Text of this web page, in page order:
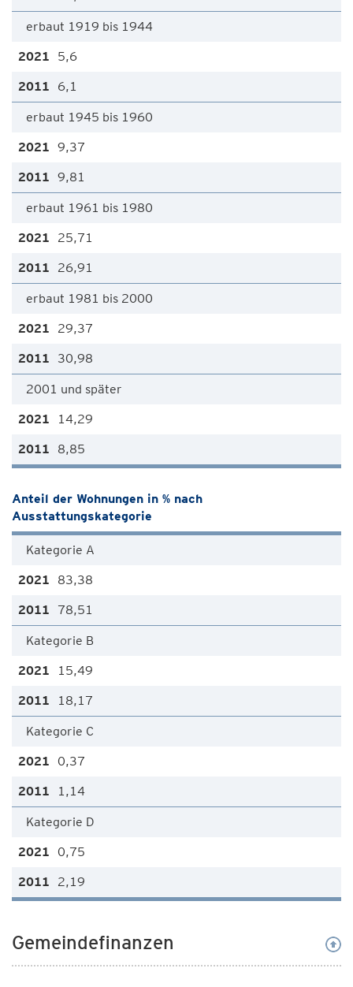
erbaut 1919 bis 1944
5,6
6,1
erbaut 1945 bis 1960
9,37
9,81
erbaut 1961 bis 1980
25,71
26,91
erbaut 1981 bis 2000
29,37
30,98
2001 und später
14,29
8,85
Anteil der Wohnungen in % nach
Ausstattungskategorie
Kategorie A
83,38
78,51
Kategorie B
15,49
18,17
Kategorie C
0,37
1,14
Kategorie D
0,75
2,19
Gemeindefinanzen